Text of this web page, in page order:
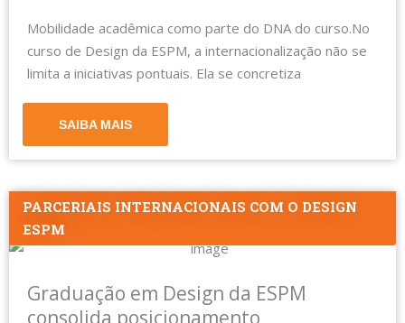
Mobilidade acadêmica como parte do DNA do curso.No
curso de Design da ESPM, a internacionalização não se
limita a iniciativas pontuais. Ela se concretiza
SAIBA MAIS
PARCERIAIS INTERNACIONAIS COM O DESIGN
ESPM
Graduação em Design da ESPM
consolida posicionamento